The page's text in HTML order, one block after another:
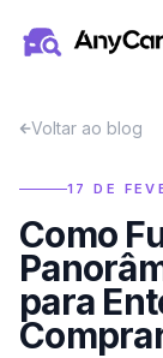
Voltar ao blog
17 DE
Como
para